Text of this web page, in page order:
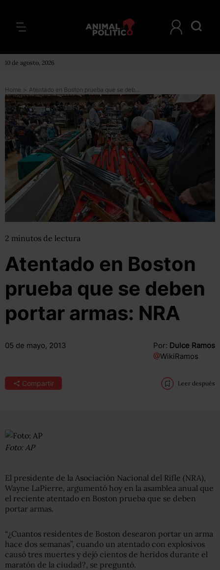
10 de agosto, 2026
Home > Atentado en Boston prueba que se deben portar armas: NRA
2 minutos de lectura
Atentado en Boston
prueba que se deben
portar armas: NRA
05 de mayo, 2013 Por: Dulce Ramos
@WikiRamos
Compartir Leer después
Foto: AP
El presidente de la Asociación Nacional del Rifle (NRA),
Wayne LaPierre, argumentó hoy en la asamblea anual que
el reciente atentado en Boston prueba que se deben
portar armas.
“¿Cuantos residentes de Boston desearon portar un arma
hace dos semanas”, cuando un atentado con explosivos
causó tres muertes y dejó cientos de heridos durante el
maratón de la ciudad?, se preguntó.